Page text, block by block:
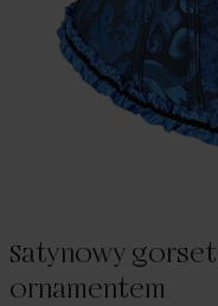
Satynowy
ornamentem